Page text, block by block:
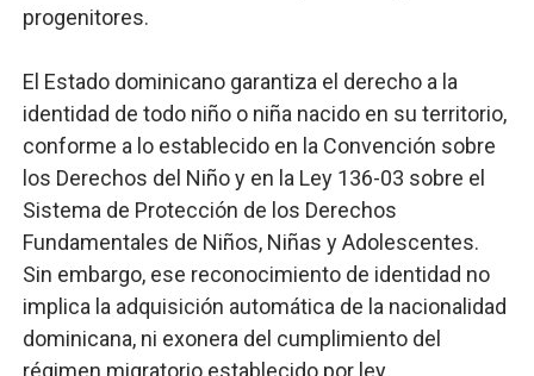
progenitores.
El Estado dominicano garantiza el derecho a la
identidad de todo niño o niña nacido en su territorio,
conforme a lo establecido en la Convención sobre
los Derechos del Niño y en la Ley 136-03 sobre el
Sistema de Protección de los Derechos
Fundamentales de Niños, Niñas y Adolescentes.
Sin embargo, ese reconocimiento de identidad no
implica la adquisición automática de la nacionalidad
dominicana, ni exonera del cumplimiento del
régimen migratorio establecido por ley.